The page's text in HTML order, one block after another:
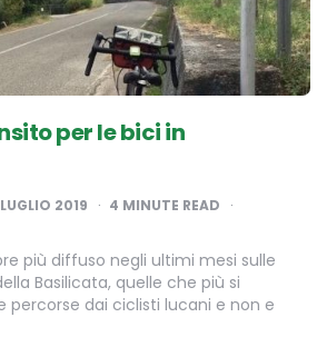
per le bici in
2019 4 MINUTE READ
più diffuso negli ultimi mesi sulle
Basilicata, quelle che più si
percorse dai ciclisti lucani e non e